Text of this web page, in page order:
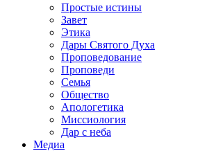
Простые истины
Завет
Этика
Дары Святого Духа
Проповедование
Проповеди
Семья
Общество
Апологетика
Миссиология
Дар с неба
Медиа